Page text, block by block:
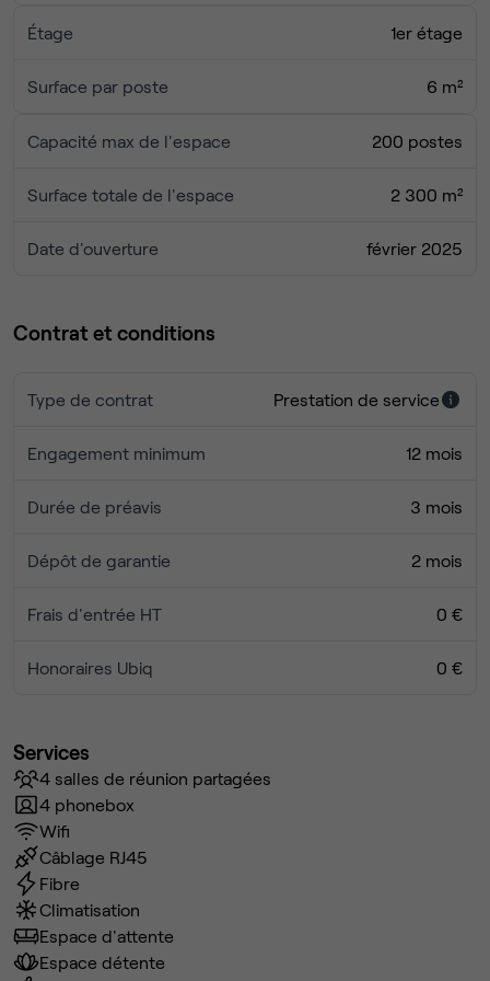
Étage 1er étage
Surface par poste 6 m²
Capacité max de l'espace 200 postes
Surface totale de l'espace 2 300 m²
Date d'ouverture février 2025
Contrat et conditions
Type de contrat Prestation de service
Engagement minimum 12 mois
Durée de préavis 3 mois
Dépôt de garantie 2 mois
Frais d'entrée HT 0 €
Honoraires Ubiq 0 €
Services
4 salles de réunion partagées
4 phonebox
Wifi
Câblage RJ45
Fibre
Climatisation
Espace d'attente
Espace détente